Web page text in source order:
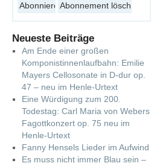
Neueste Beiträge
Am Ende einer großen
Komponistinnenlaufbahn: Emilie
Mayers Cellosonate in D-dur op.
47 – neu im Henle-Urtext
Eine Würdigung zum 200.
Todestag: Carl Maria von Webers
Fagottkonzert op. 75 neu im
Henle-Urtext
Fanny Hensels Lieder im Aufwind
Es muss nicht immer Blau sein –